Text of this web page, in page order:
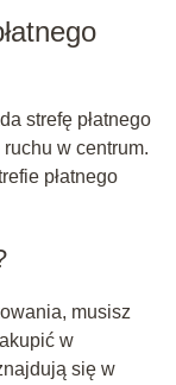
strefę płatnego
w centrum.
płatnego
musisz
w
się w